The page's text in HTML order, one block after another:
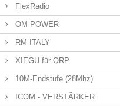
FlexRadio
OM POWER
RM ITALY
XIEGU für QRP
10M-Endstufe (28Mhz)
ICOM - VERSTÄRKER